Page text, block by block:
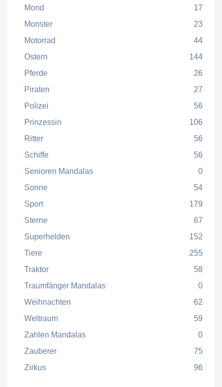
Mond
17
Monster
23
Motorrad
44
Ostern
144
Pferde
26
Piraten
27
Polizei
56
Prinzessin
106
Ritter
56
Schiffe
56
Senioren Mandalas
0
Sonne
54
Sport
179
Sterne
67
Superhelden
152
Tiere
255
Traktor
58
Traumfänger Mandalas
0
Weihnachten
62
Weltraum
59
Zahlen Mandalas
0
Zauberer
75
Zirkus
96